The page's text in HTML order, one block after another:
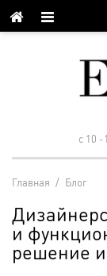
с 10 -
Главная / Блог
и
решение